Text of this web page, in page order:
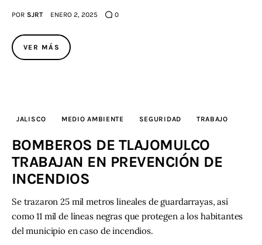
POR SJRT ENERO 2, 2025 0
VER MÁS
JALISCO MEDIO AMBIENTE SEGURIDAD TRABAJO
BOMBEROS DE TLAJOMULCO
TRABAJAN EN PREVENCIÓN DE
INCENDIOS
Se trazaron 25 mil metros lineales de guardarrayas, así
como 11 mil de líneas negras que protegen a los habitantes
del municipio en caso de incendios.